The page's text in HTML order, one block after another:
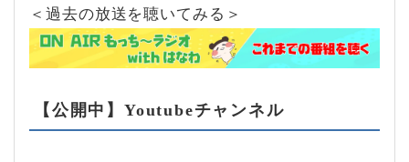
＜過去の放送を聴いてみる＞
【公開中】Youtubeチャンネル